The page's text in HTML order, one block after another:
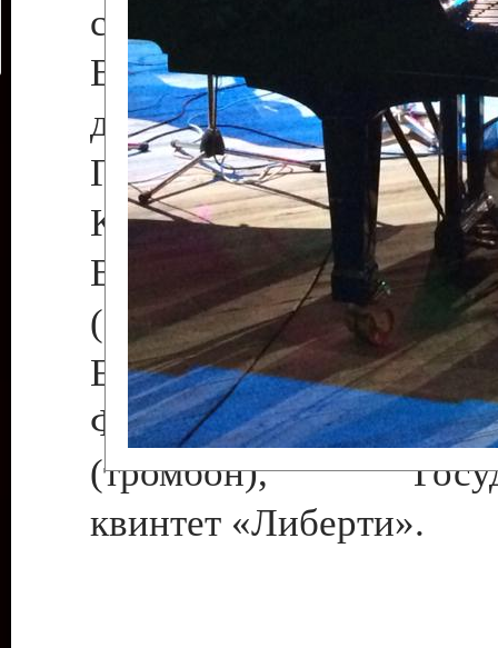
сердце!»
В программе
джазовые музыканты
Галина Деде
Китаев (бас-
Воленберг (ударные),
(саксофон), Наталья
Елена Селиверстова
Фокша (труба),
(тромбон),
квинтет «Либерти».